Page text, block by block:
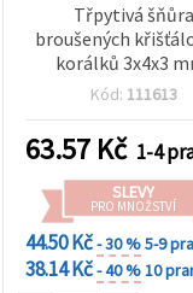
Třpytivá šňůra
broušených
korálků 3x4x3
průvlek 1 mm –
s AB efektem ~130
Kód: 111613
63.57 Kč 1-4
SLEVY
PRO MNOŽSTVÍ
44.50 Kč- 30 %5-9
38.14 Kč- 40 %10